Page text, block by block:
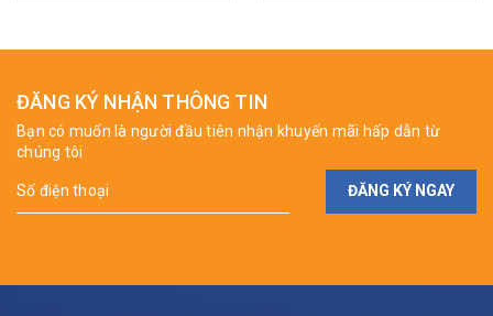
ĐĂNG KÝ NHẬN THÔNG TIN
Bạn có muốn là người đầu tiên nhận khuyến mãi hấp dẫn từ
chúng tôi
ĐĂNG KÝ NGAY